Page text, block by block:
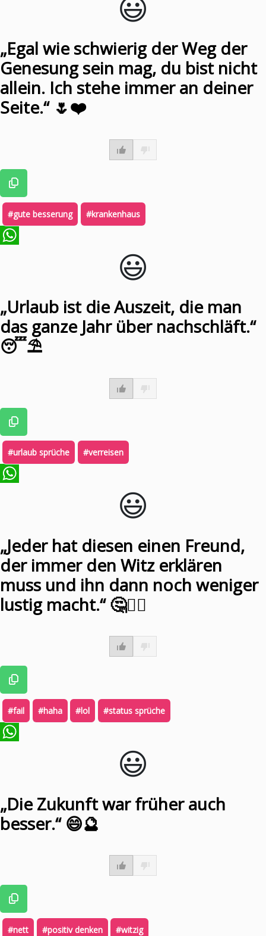
😃️
„Egal wie schwierig der Weg der
Genesung sein mag, du bist nicht
allein. Ich stehe immer an deiner
Seite.“ 🌷❤️
#gute besserung #krankenhaus
😃️
„Urlaub ist die Auszeit, die man
das ganze Jahr über nachschläft.“
😴⛱️
#urlaub sprüche #verreisen
😃️
„Jeder hat diesen einen Freund,
der immer den Witz erklären
muss und ihn dann noch weniger
lustig macht.“ 🤔🤷‍♂️
#fail #haha #lol #status sprüche
😃️
„Die Zukunft war früher auch
besser.“ 😄🔮
#nett #positiv denken #witzig